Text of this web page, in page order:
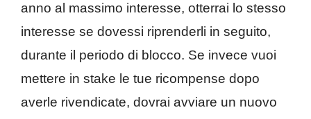
anno al massimo interesse, otterrai lo stesso
interesse se dovessi riprenderli in seguito,
durante il periodo di blocco. Se invece vuoi
mettere in stake le tue ricompense dopo
averle rivendicate, dovrai avviare un nuovo